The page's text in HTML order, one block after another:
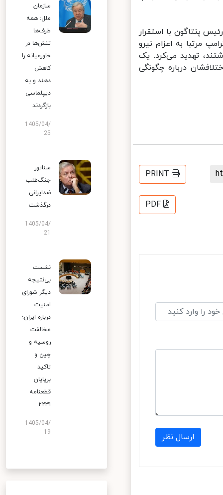
پنتاگون با استقرار
مرتبا به اعزام نیرو
تهدید می‌کرد. یک
درباره چگونگی
PRINT
PDF
ارسال نظر
سازمان
ملل: همه
طرف‌ها
تنش‌ها در
خاورمیانه را
کاهش
دهند و به
دیپلماسی
بازگردند
1405/04/
25
سناتور
جنگ‌طلب
ضدایرانی
درگذشت
1405/04/
نشست
بی‌نتیجه
دیگر شورای
امنیت
درباره ایران؛
مخالفت
روسیه و
چین و
تاکید
برپایان
قطعنامه
۲۲۳۱
1405/04/
19